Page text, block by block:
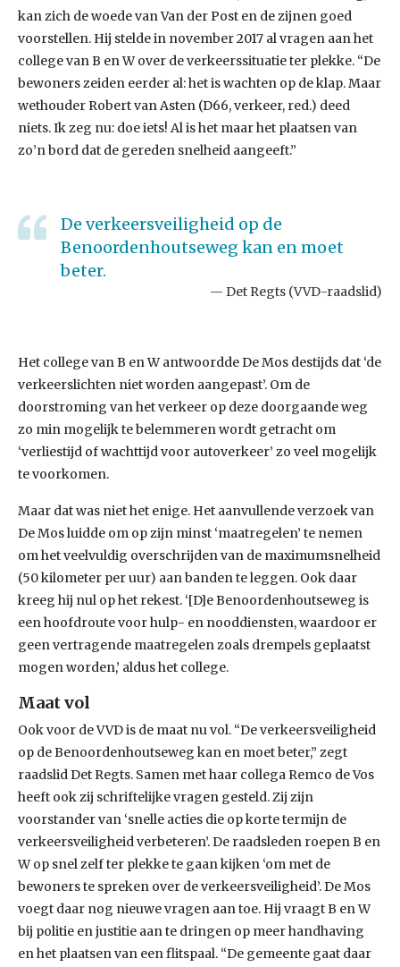
kan zich de woede van Van der Post en de zijnen goed
voorstellen. Hij stelde in november 2017 al vragen aan het
college van B en W over de verkeerssituatie ter plekke. “De
bewoners zeiden eerder al: het is wachten op de klap. Maar
wethouder Robert van Asten (D66, verkeer, red.) deed
niets. Ik zeg nu: doe iets! Al is het maar het plaatsen van
zo’n bord dat de gereden snelheid aangeeft.”
De verkeersveiligheid op de
Benoordenhoutseweg kan en moet
beter.
Det Regts (VVD-raadslid)
Het college van B en W antwoordde De Mos destijds dat ‘de
verkeerslichten niet worden aangepast’. Om de
doorstroming van het verkeer op deze doorgaande weg
zo min mogelijk te belemmeren wordt getracht om
‘verliestijd of wachttijd voor autoverkeer’ zo veel mogelijk
te voorkomen.
Maar dat was niet het enige. Het aanvullende verzoek van
De Mos luidde om op zijn minst ‘maatregelen’ te nemen
om het veelvuldig overschrijden van de maximumsnelheid
(50 kilometer per uur) aan banden te leggen. Ook daar
kreeg hij nul op het rekest. ‘[D]e Benoordenhoutseweg is
een hoofdroute voor hulp- en nooddiensten, waardoor er
geen vertragende maatregelen zoals drempels geplaatst
mogen worden,’ aldus het college.
Maat vol
Ook voor de VVD is de maat nu vol. “De verkeersveiligheid
op de Benoordenhoutseweg kan en moet beter,” zegt
raadslid Det Regts. Samen met haar collega Remco de Vos
heeft ook zij schriftelijke vragen gesteld. Zij zijn
voorstander van ‘snelle acties die op korte termijn de
verkeersveiligheid verbeteren’. De raadsleden roepen B en
W op snel zelf ter plekke te gaan kijken ‘om met de
bewoners te spreken over de verkeersveiligheid’. De Mos
voegt daar nog nieuwe vragen aan toe. Hij vraagt B en W
bij politie en justitie aan te dringen op meer handhaving
en het plaatsen van een flitspaal. “De gemeente gaat daar